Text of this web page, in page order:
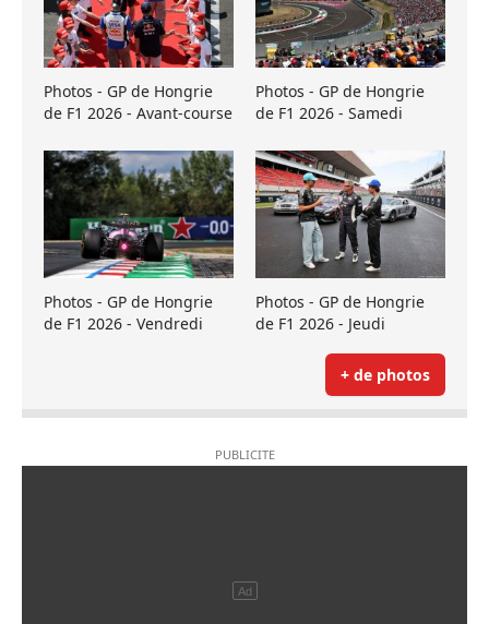
Photos - GP de Hongrie
de F1 2026 - Avant-course
Photos - GP de Hongrie
de F1 2026 - Samedi
Photos - GP de Hongrie
de F1 2026 - Vendredi
Photos - GP de Hongrie
de F1 2026 - Jeudi
+ de photos